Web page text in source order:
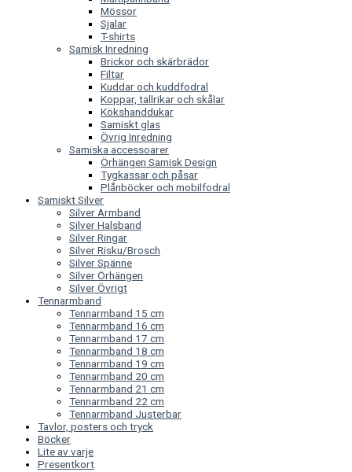
Mössor
Sjalar
T-shirts
Samisk Inredning
Brickor och skärbrädor
Filtar
Kuddar och kuddfodral
Koppar, tallrikar och skålar
Kökshanddukar
Samiskt glas
Övrig Inredning
Samiska accessoarer
Örhängen Samisk Design
Tygkassar och påsar
Plånböcker och mobilfodral
Samiskt Silver
Silver Armband
Silver Halsband
Silver Ringar
Silver Risku/Brosch
Silver Spänne
Silver Örhängen
Silver Övrigt
Tennarmband
Tennarmband 15 cm
Tennarmband 16 cm
Tennarmband 17 cm
Tennarmband 18 cm
Tennarmband 19 cm
Tennarmband 20 cm
Tennarmband 21 cm
Tennarmband 22 cm
Tennarmband Justerbar
Tavlor, posters och tryck
Böcker
Lite av varje
Presentkort